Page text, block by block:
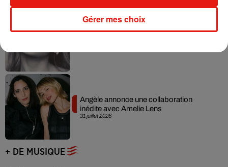
Ariana Grande se libère dans son nouvel
31 juillet 2026
Angèle annonce une collaboration
inédite avec Amelie Lens
+ DE MUSIQUE
Gérer mes choix